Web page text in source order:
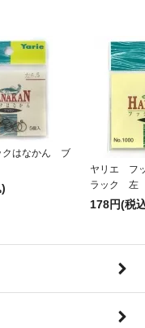
はなかん ブ
ヤリエ フ
ラック 左
178円(税